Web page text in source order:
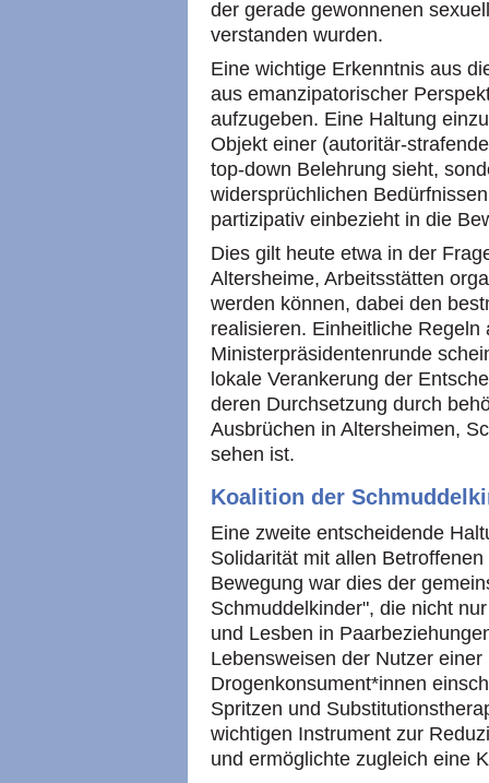
der gerade gewonnenen
verstanden wurden.
Eine wichtige Erkenntnis aus
aus emanzipatorischer
aufzugeben. Eine Haltung
Objekt einer (autoritär-
top-down Belehrung sieht,
widersprüchlichen
partizipativ einbezieht in die
Dies gilt heute etwa in der
Altersheime, Arbeitsstätten
werden können, dabei den
realisieren. Einheitliche
Ministerpräsidentenrunde
lokale Verankerung der
deren Durchsetzung durch
Ausbrüchen in Altersheimen,
sehen ist.
Koalition der
Eine zweite entscheidende
Solidarität mit allen
Bewegung war dies der
Schmuddelkinder", die nicht
und Lesben in
Lebensweisen der Nutzer
Drogenkonsument*innen
Spritzen und
wichtigen Instrument zur
und ermöglichte zugleich eine